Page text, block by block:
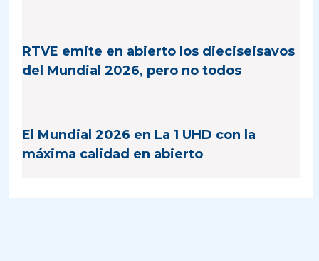
RTVE emite en abierto los dieciseisavos
del Mundial 2026, pero no todos
El Mundial 2026 en La 1 UHD con la
máxima calidad en abierto